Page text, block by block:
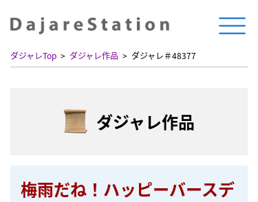
ダジャレTop ダジャレ作品 ダジャレ＃48377
ダジャレ作品
梅雨だね！ハッピーバースデ